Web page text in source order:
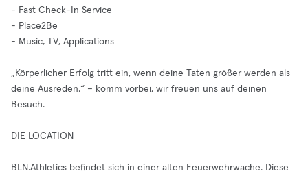
- Fast Check-In Service
- Place2Be
- Music, TV, Applications
„Körperlicher Erfolg tritt ein, wenn deine Taten größer werden als
deine Ausreden.“ – komm vorbei, wir freuen uns auf deinen
Besuch.
DIE LOCATION
BLN.Athletics befindet sich in einer alten Feuerwehrwache. Diese